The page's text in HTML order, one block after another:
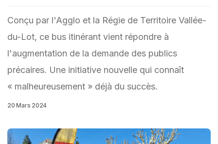
Conçu par l'Agglo et la Régie de Territoire Vallée-
du-Lot, ce bus itinérant vient répondre à
l'augmentation de la demande des publics
précaires. Une initiative nouvelle qui connaît
« malheureusement » déjà du succès.
20 Mars 2024